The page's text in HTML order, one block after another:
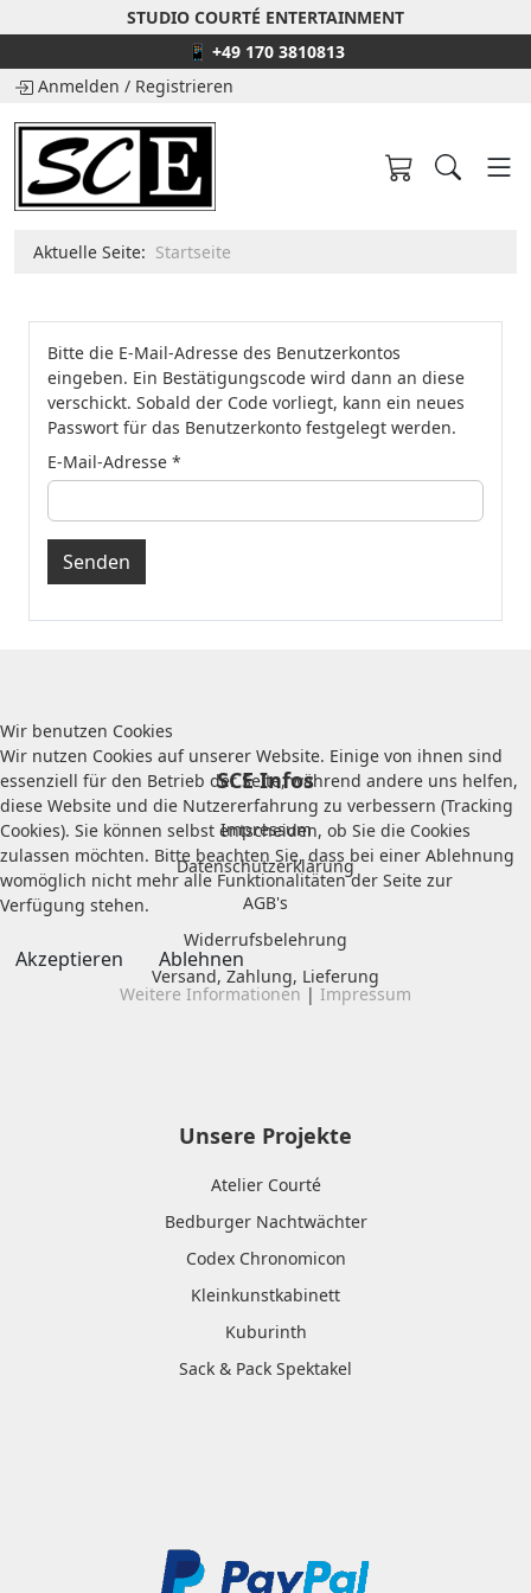
STUDIO COURTÉ ENTERTAINMENT
📱 +49 170 3810813
Anmelden / Registrieren
Aktuelle Seite: Startseite
Bitte die E-Mail-Adresse des Benutzerkontos
eingeben. Ein Bestätigungscode wird dann an diese
verschickt. Sobald der Code vorliegt, kann ein neues
Passwort für das Benutzerkonto festgelegt werden.
E-Mail-Adresse *
Senden
SCE Infos
Impressum
Datenschutzerklärung
AGB's
Widerrufsbelehrung
Versand, Zahlung, Lieferung
Unsere Projekte
Atelier Courté
Bedburger Nachtwächter
Codex Chronomicon
Kleinkunstkabinett
Kuburinth
Sack & Pack Spektakel
Wir benutzen Cookies
Wir nutzen Cookies auf unserer Website. Einige von ihnen sind
essenziell für den Betrieb der Seite, während andere uns helfen,
diese Website und die Nutzererfahrung zu verbessern (Tracking
Cookies). Sie können selbst entscheiden, ob Sie die Cookies
zulassen möchten. Bitte beachten Sie, dass bei einer Ablehnung
womöglich nicht mehr alle Funktionalitäten der Seite zur
Verfügung stehen.
Akzeptieren Ablehnen
Weitere Informationen | Impressum